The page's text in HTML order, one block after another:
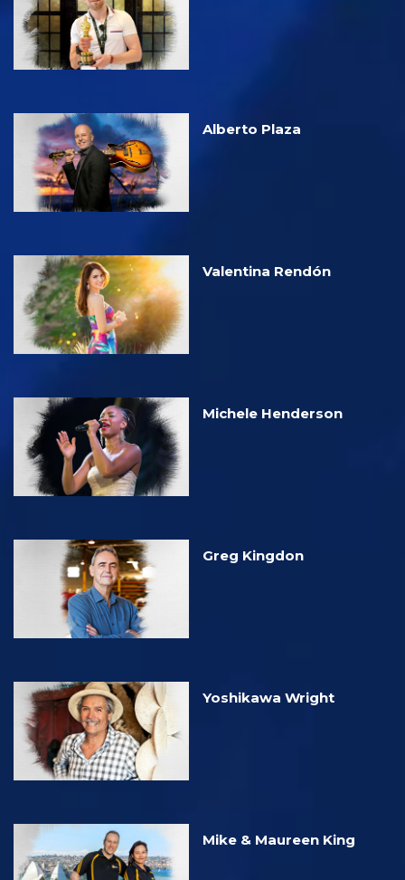
Alberto Plaza
Valentina Rendón
Michele Henderson
Greg Kingdon
Yoshikawa Wright
Mike & Maureen King